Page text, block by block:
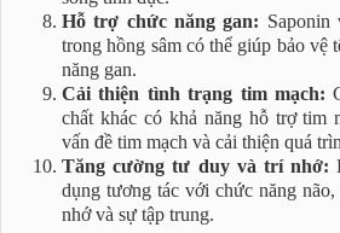
Hỗ trợ chức năng gan: Saponin
trong hồng sâm có thể giúp bảo vệ
năng gan.
Cải thiện tình trạng tim mạch:
chất khác có khả năng hỗ trợ tim
vấn đề tim mạch và cải thiện quá
Tăng cường tư duy và trí nhớ:
dụng tương tác với chức năng
nhớ và sự tập trung.